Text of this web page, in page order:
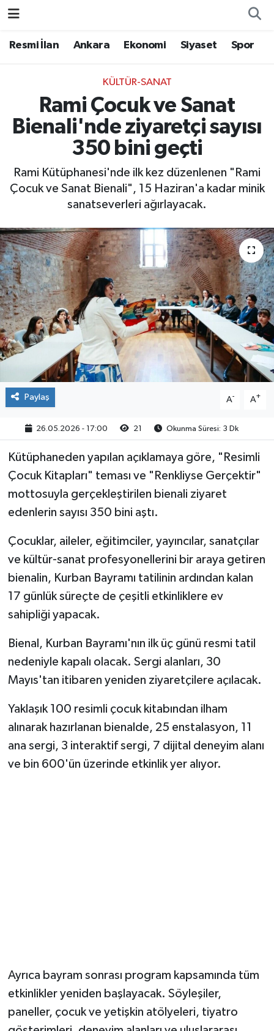
Resmi İlan Ankara Ekonomi Siyaset Spor
KÜLTÜR-SANAT
Rami Çocuk ve Sanat
Bienali'nde ziyaretçi sayısı
350 bini geçti
Rami Kütüphanesi'nde ilk kez düzenlenen "Rami
Çocuk ve Sanat Bienali", 15 Haziran'a kadar minik
sanatseverleri ağırlayacak.
Paylaş A- A+
26.05.2026 - 17:00 21 Okunma Süresi: 3 Dk
Kütüphaneden yapılan açıklamaya göre, "Resimli
Çocuk Kitapları" teması ve "Renkliyse Gerçektir"
mottosuyla gerçekleştirilen bienali ziyaret
edenlerin sayısı 350 bini aştı.
Çocuklar, aileler, eğitimciler, yayıncılar, sanatçılar
ve kültür-sanat profesyonellerini bir araya getiren
bienalin, Kurban Bayramı tatilinin ardından kalan
17 günlük süreçte de çeşitli etkinliklere ev
sahipliği yapacak.
Bienal, Kurban Bayramı'nın ilk üç günü resmi tatil
nedeniyle kapalı olacak. Sergi alanları, 30
Mayıs'tan itibaren yeniden ziyaretçilere açılacak.
Yaklaşık 100 resimli çocuk kitabından ilham
alınarak hazırlanan bienalde, 25 enstalasyon, 11
ana sergi, 3 interaktif sergi, 7 dijital deneyim alanı
ve bin 600'ün üzerinde etkinlik yer alıyor.
Ayrıca bayram sonrası program kapsamında tüm
etkinlikler yeniden başlayacak. Söyleşiler,
paneller, çocuk ve yetişkin atölyeleri, tiyatro